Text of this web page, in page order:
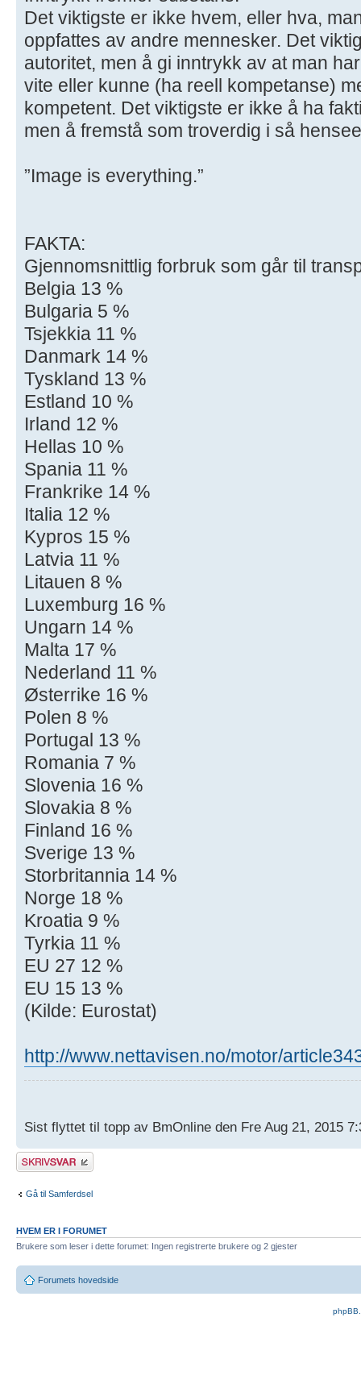
Det viktigste er ikke hvem, eller hva,
oppfattes av andre mennesker. Det
autoritet, men å gi inntrykk av at man
vite eller kunne (ha reell kompetanse)
kompetent. Det viktigste er ikke å ha
men å fremstå som troverdig i så
”Image is everything.”
FAKTA:
Gjennomsnittlig forbruk som går til
Belgia 13 %
Bulgaria 5 %
Tsjekkia 11 %
Danmark 14 %
Tyskland 13 %
Estland 10 %
Irland 12 %
Hellas 10 %
Spania 11 %
Frankrike 14 %
Italia 12 %
Kypros 15 %
Latvia 11 %
Litauen 8 %
Luxemburg 16 %
Ungarn 14 %
Malta 17 %
Nederland 11 %
Østerrike 16 %
Polen 8 %
Portugal 13 %
Romania 7 %
Slovenia 16 %
Slovakia 8 %
Finland 16 %
Sverige 13 %
Storbritannia 14 %
Norge 18 %
Kroatia 9 %
Tyrkia 11 %
EU 27 12 %
EU 15 13 %
(Kilde: Eurostat)
http://www.nettavisen.no/motor/
Sist flyttet til topp av BmOnline den Fre Aug 21, 2015
Skriv et svar
Gå til Samferdsel
HVEM ER I FORUMET
Brukere som leser i dette forumet: Ingen registrerte brukere og 2 gjester
Forumets hovedside